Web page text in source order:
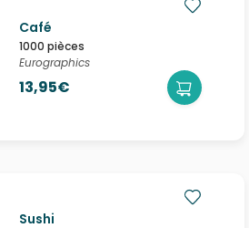
Café
1000 pièces
Eurographics
13,95€
Sushi